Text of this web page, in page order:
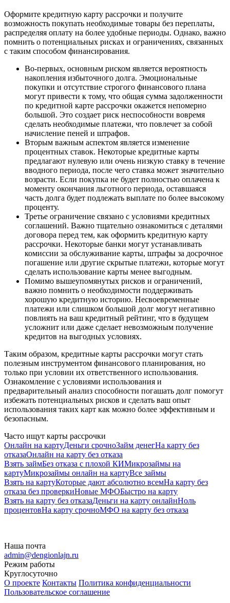
Оформите кредитную карту рассрочки и получите
возможность покупать необходимые товары без переплаты,
распределяя оплату на более удобные периоды. Однако, важно
помнить о потенциальных рисках и ограничениях, связанных
с таким способом финансирования.
Во-первых, основным риском является вероятность
накопления избыточного долга. Эмоциональные
покупки и отсутствие строгого финансового плана
могут привести к тому, что общая сумма задолженности
по кредитной карте рассрочки окажется непомерно
большой. Это создает риск неспособности вовремя
сделать необходимые платежи, что повлечет за собой
начисление пеней и штрафов.
Вторым важным аспектом является изменение
процентных ставок. Некоторые кредитные карты
предлагают нулевую или очень низкую ставку в течение
вводного периода, после чего ставка может значительно
возрасти. Если покупка не будет полностью оплачена к
моменту окончания льготного периода, оставшаяся
часть долга будет подлежать выплате по более высокому
проценту.
Третье ограничение связано с условиями кредитных
соглашений. Важно тщательно ознакомиться с деталями
договора перед тем, как оформить кредитную карту
рассрочки. Некоторые банки могут устанавливать
комиссии за обслуживание карты, штрафы за досрочное
погашение или другие скрытые платежи, которые могут
сделать использование карты менее выгодным.
Помимо вышеупомянутых рисков и ограничений,
важно помнить о необходимости поддерживать
хорошую кредитную историю. Несвоевременные
платежи или слишком большой долг могут негативно
повлиять на ваш кредитный рейтинг, что в будущем
усложнит или даже сделает невозможным получение
кредитов на выгодных условиях.
Таким образом, кредитные карты рассрочки могут стать
полезным инструментом финансового планирования, но
только при условии их ответственного использования.
Ознакомление с условиями использования и
предварительный анализ способности погашать долг помогут
избежать потенциальных рисков и сделать ваш опыт
использования таких карт как можно более эффективным и
безопасным.
Часто ищут карты рассрочки
Онлайн на картуДеньги срочноЗайм денегНа карту без
отказаОнлайн на карту без отказа
Взять займБез отказа с плохой КИМикрозаймы на
картуМикрозаймы онлайн на картуВсе займы
Взять на картуКоторые дают абсолютно всемНа карту без
отказа без проверкиНовые МФОБыстро на карту
Взять на карту без отказаДеньги на карту онлайнНоль
процентовНа карту срочноМФО на карту без отказа
Наша почта
admin@dengionlajn.ru
Режим работы
Круглосуточно
О проекте Контакты Политика конфиденциальности
Пользовательское соглашение